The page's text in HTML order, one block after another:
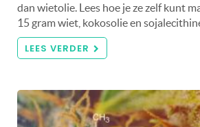
dan wietolie. Lees hoe je ze zelf kunt
15 gram wiet, kokosolie en
LEES VERDER